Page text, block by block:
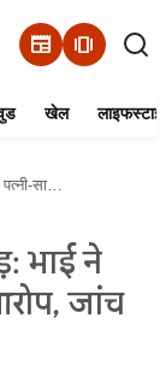
newspaper amp_stories
खेल
बदलने की मांग
भाई ने
जांच